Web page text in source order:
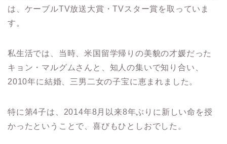
は、ケーブルTV放送大賞・TVスター賞を取っていま
す。
私生活では、当時、米国留学帰りの美貌の才媛だった
キョン・マルグムさんと、知人の集いで知り合い、
2010年に結婚、三男二女の子宝に恵まれました。
特に第4子は、2014年8月以来8年ぶりに新しい命を授
かったということで、喜びもひとしおでした。